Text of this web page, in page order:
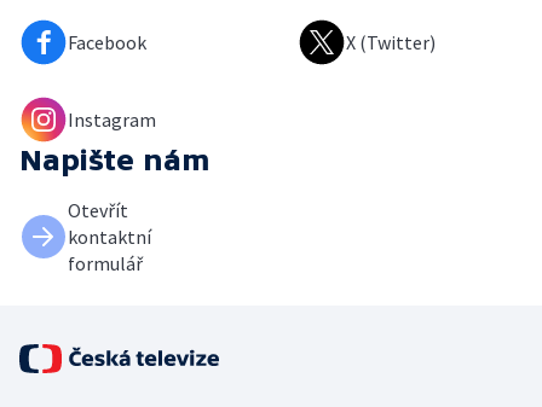
Facebook X (Twitter)
Instagram
Napište nám
Otevřít
kontaktní
formulář